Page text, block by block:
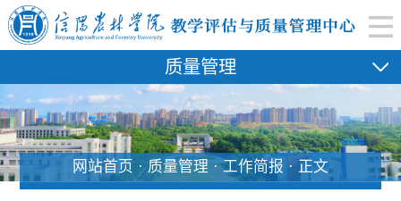
质量管理
网站首页 · 质量管理 · 工作简报 · 正文